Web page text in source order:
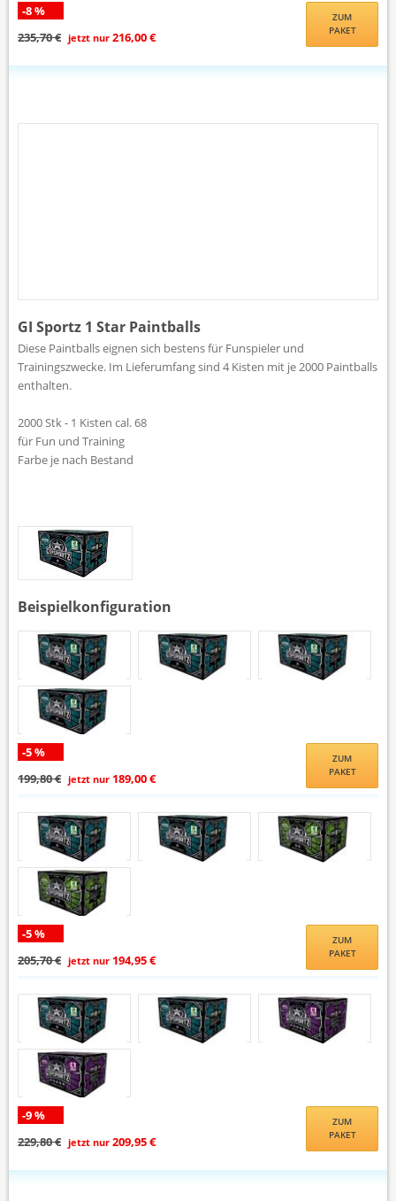
-8 %
235,70 € jetzt nur 216,00 €
ZUM
PAKET
GI Sportz 1 Star Paintballs
Diese Paintballs eignen sich bestens für Funspieler und
Trainingszwecke. Im Lieferumfang sind 4 Kisten mit je 2000 Paintballs
enthalten.
2000 Stk - 1 Kisten cal. 68
für Fun und Training
Farbe je nach Bestand
Beispielkonfiguration
-5 %
199,80 € jetzt nur 189,00 €
ZUM
PAKET
-5 %
205,70 € jetzt nur 194,95 €
ZUM
PAKET
-9 %
229,80 € jetzt nur 209,95 €
ZUM
PAKET